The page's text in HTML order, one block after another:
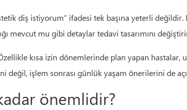
diş istiyorum” ifadesi tek başına yeterli
mevcut mu gibi detaylar tedavi tasarımını
kısa izin dönemlerinde plan yapan
değil, işlem sonrası günlük yaşam önerilerini de
önemlidir?